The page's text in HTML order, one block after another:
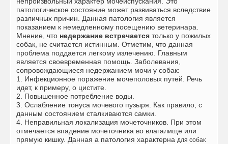
патологическое состояние может развиваться вследствие
различных причин. Данная патология является
показанием к немедленному посещению ветеринара.
Мнение, что недержание встречается только у пожилых
собак, не считается истинным. Отметим, что данная
проблема поддается легкому излечению. Главным
является своевременная помощь. Заболевания,
сопровождающиеся недержанием мочи у собак:
1. Инфекционное поражение мочеполовых путей. Речь
идет, к примеру, о цистите.
2. Повышенное потребление воды.
3. Ослабление тонуса мочевого пузыря. Как правило, с
данным состоянием сталкиваются самки.
4. Неправильная локализация мочеточников. При этом
отмечается впадение мочеточника во влагалище или
прямую кишку. Данная а патология характерна для собак